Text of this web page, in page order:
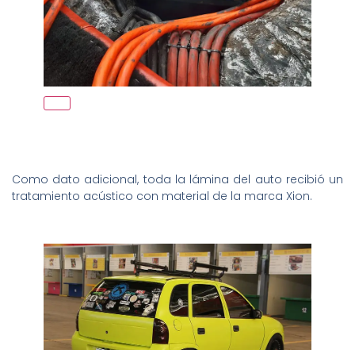
Como dato adicional, toda la lámina del auto recibió un
tratamiento acústico con material de la marca Xion.